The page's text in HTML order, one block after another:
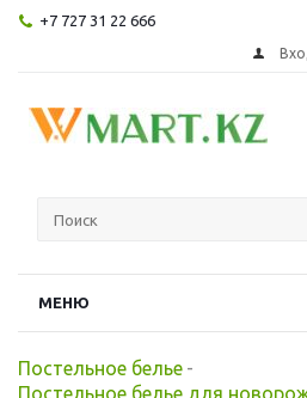
+7 727 31 22 666
МЕНЮ
Постельное белье -
Постельное белье для